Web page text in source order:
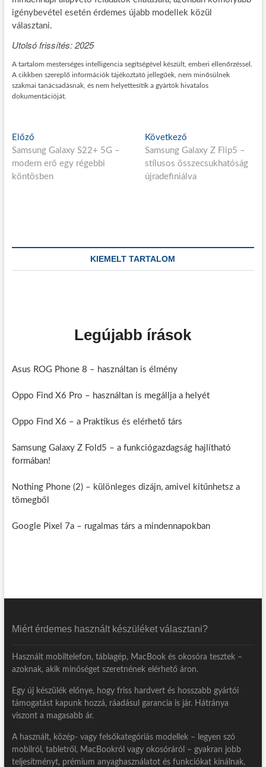
igénybevétel esetén érdemes újabb modellek közül
választani.
Utolsó frissítés: 2025
A tartalom mesterséges intelligencia segítségével készült, emberi ellenőrzéssel.
A cikkben szereplő információk tájékoztató jellegűek, nem minősülnek
szakmai tanácsadásnak, és nem helyettesítik a gyártók hivatalos
dokumentációját.
Bejegyzés
navigáció
ElőzőE
l
ő
z
Samsung Galaxy S22+ 5G –
modern erő egy régebbi
köntösben
Következő
ö
v
e
Samsung Galaxy Z Flip5 –
stílusos összecsukhatóság
újradefiniálva
KIEMELT TARTALOM
Legújabb írások
Asus ROG Phone 8 – használtan is élmény
Oppo Find X6 Pro – használtan is megállja a helyét
Oppo Find X6 – a Praktikus és elérhető társ
Samsung Galaxy Z Fold5 – a funkciógazdagság hajlítható
formában!
Nothing Phone (2) – különleges dizájn, amivel kitűnhetsz a
tömegből
Google Pixel 7a – rugalmas társ a mindennapokban
Miért érdemes használt készüléket választani?
Használt mobiltelefon, táblagép, MacBook és okosóra tesztek –
azoknak, akik minőséget szeretnének elérhető áron.
Egy új készülék előnye, hogy friss hardvert és hosszabb gyártói
támogatást kapunk hozzá, ráadásul garancia is jár. Hátránya
viszont a magasabb ár.
A használt, közép- vagy felsőkategóriás modellek – legyen szó
mobilról, tabletről, MacBookról vagy okosóráról – gyakran jobb
teljesítményt, prémium anyaghasználatot és funkciókat kínálnak,